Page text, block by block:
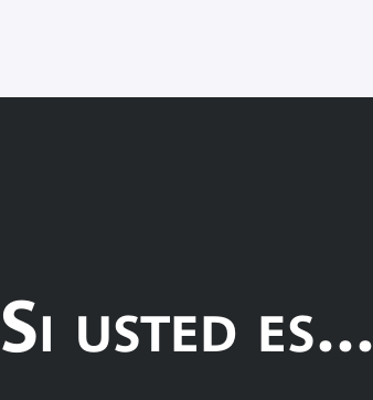
Si usted es...